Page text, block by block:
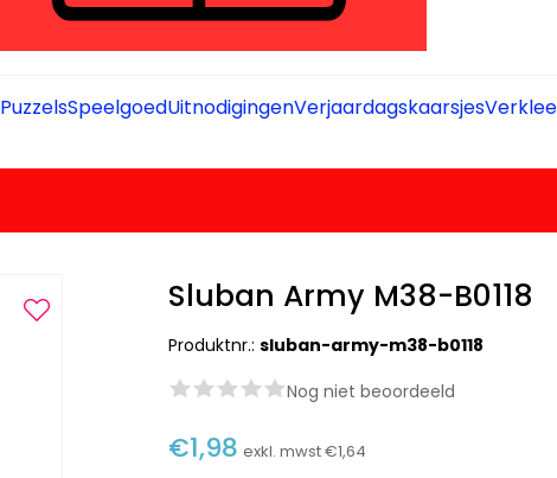
PuzzelsSpeelgoedUitnodigingenVerjaardagskaarsjes
Sluban Army M38-B0118
Produktnr.:sluban-army-m38-b0118
Nog niet beoordeeld
€1,98 exkl. mwst€1,64